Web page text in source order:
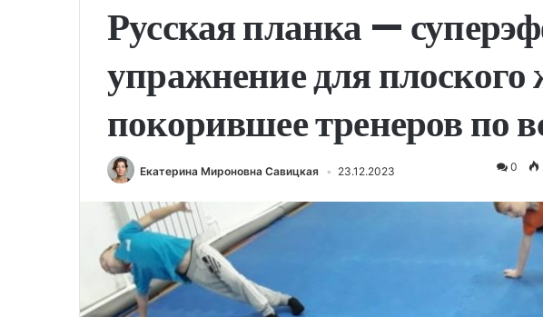
Русская планка —
упражнение для плоского
покорившее тренеров по
Екатерина Мироновна Савицкая 23.12.2023 0